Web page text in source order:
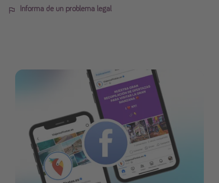
Informa de un problema legal